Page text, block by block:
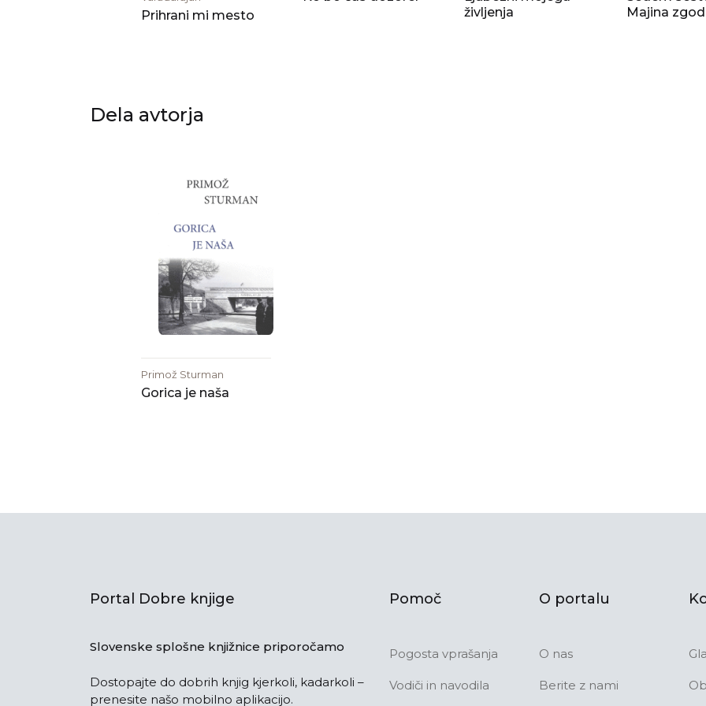
Prihrani mi mesto
življenja
Majina
Dela avtorja
Primož Sturman
Gorica je naša
Portal Dobre knjige
Slovenske splošne knjižnice priporočamo
Dostopajte do dobrih knjig kjerkoli, kadarkoli –
prenesite našo mobilno aplikacijo.
Pomoč
Pogosta vprašanja
Vodiči in navodila
O portalu
O nas
Berite z nami